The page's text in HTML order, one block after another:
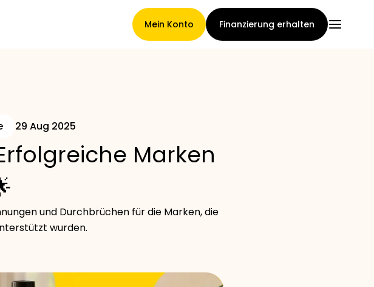
Mein Konto Finanzierung erhalten
Konditionen der
29 Aug 2025
Marken
und Durchbrüchen für die Marken, die
wurden.